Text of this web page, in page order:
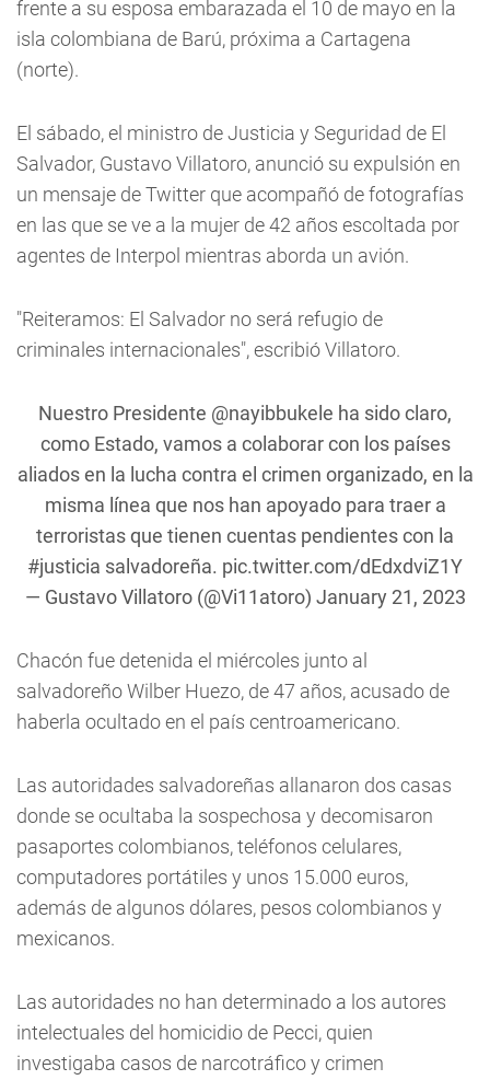
frente a su esposa embarazada el 10 de mayo en la
isla colombiana de Barú, próxima a Cartagena
(norte).
El sábado, el ministro de Justicia y Seguridad de El
Salvador, Gustavo Villatoro, anunció su expulsión en
un mensaje de Twitter que acompañó de fotografías
en las que se ve a la mujer de 42 años escoltada por
agentes de Interpol mientras aborda un avión.
"Reiteramos: El Salvador no será refugio de
criminales internacionales", escribió Villatoro.
Nuestro Presidente @nayibbukele ha sido claro,
como Estado, vamos a colaborar con los países
aliados en la lucha contra el crimen organizado, en la
misma línea que nos han apoyado para traer a
terroristas que tienen cuentas pendientes con la
#justicia salvadoreña. pic.twitter.com/dEdxdviZ1Y
— Gustavo Villatoro (@Vi11atoro) January 21, 2023
Chacón fue detenida el miércoles junto al
salvadoreño Wilber Huezo, de 47 años, acusado de
haberla ocultado en el país centroamericano.
Las autoridades salvadoreñas allanaron dos casas
donde se ocultaba la sospechosa y decomisaron
pasaportes colombianos, teléfonos celulares,
computadores portátiles y unos 15.000 euros,
además de algunos dólares, pesos colombianos y
mexicanos.
Las autoridades no han determinado a los autores
intelectuales del homicidio de Pecci, quien
investigaba casos de narcotráfico y crimen